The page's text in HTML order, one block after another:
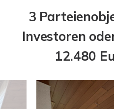
3
Investoren
12.480